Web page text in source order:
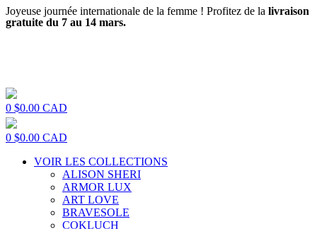
Joyeuse journée internationale de la femme ! Profitez de la livraison
gratuite du 7 au 14 mars.
0 $0.00 CAD
0 $0.00 CAD
VOIR LES COLLECTIONS
ALISON SHERI
ARMOR LUX
ART LOVE
BRAVESOLE
COKLUCH